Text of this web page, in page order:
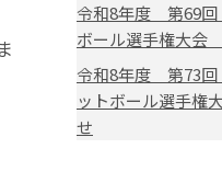
令和8年度 第69
ボール選手権大会
令和8年度 第73
ットボール選手
せ